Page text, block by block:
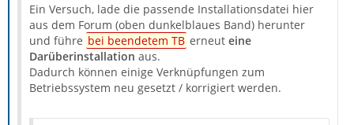
Ein Versuch, lade die passende Installationsdatei hier
aus dem Forum (oben dunkelblaues Band) herunter
und führe bei beendetem TB erneuteine
Darüberinstallation aus.
Dadurch können einige Verknüpfungen zum
Betriebssystem neu gesetzt / korrigiert werden.